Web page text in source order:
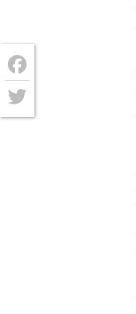
Facebook
Twitter